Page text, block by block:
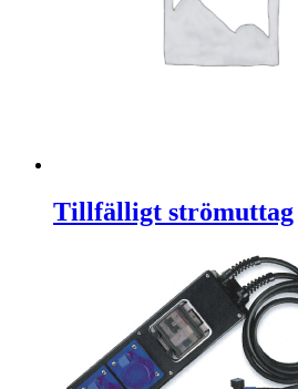
Tillfälligt strömuttag